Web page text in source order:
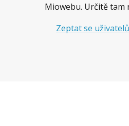
Miowebu. Určitě tam
Zeptat se